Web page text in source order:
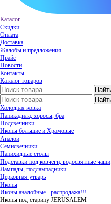
Каталог
Скидки
Оплата
Доставка
Жалобы и предложения
Прайс
Новости
Контакты
Каталог товаров
Холодная ковка
Паникадила, хоросы, бра
Подсвечники
Иконы большие и Храмовые
Аналои
Семисвечники
Панихидные столы
Подставки под ковчеги, водосвятные чаши
Лампады, подлампадники
Церковная утварь
Иконы
Иконы аналойные - распродажа!!!
Иконы под старину JERUSALEM